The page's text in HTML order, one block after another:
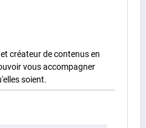
créateur de contenus en
vous accompagner
soient.